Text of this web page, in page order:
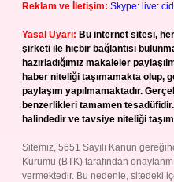
Reklam ve İletişim: Skype:
Yasal Uyarı: Bu internet sitesi,
şirketi ile hiçbir bağlantısı
hazırladığımız makaleler
haber niteliği taşımamakta olup,
paylaşım yapılmamaktadır.
benzerlikleri tamamen
halindedir ve tavsiye niteliği
Sitemiz, 5651 Sayılı Kanun
Kurumu (BTK) tarafından
vermektedir. Bu nedenle, sitedeki